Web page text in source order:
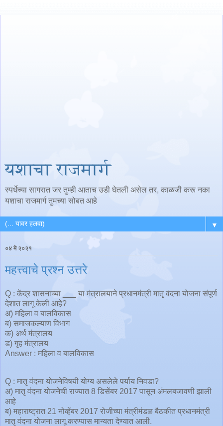
यशाचा राजमार्ग
स्पर्धेच्या सागरात जर तुम्ही आताच उडी घेतली असेल तर, काळजी करू नका
यशाचा राजमार्ग तुमच्या सोबत आहे
▼
०४ मे २०२१
महत्त्वाचे प्रश्न उत्तरे
Q : केंद्र शासनाच्या ___ या मंत्रालयाने प्रधानमंत्री मातृ वंदना योजना संपूर्ण
देशात लागू केली आहे?
अ) महिला व बालविकास
ब) समाजकल्याण विभाग
क) अर्थ मंत्रालय
ड) गृह मंत्रालय
Answer : महिला व बालविकास
Q : मातृ वंदना योजनेविषयी योग्य असलेले पर्याय निवडा?
अ) मातृ वंदना योजनेची राज्यात 8 डिसेंबर 2017 पासून अंमलबजावणी झाली
आहे
ब) महाराष्ट्रात 21 नोव्हेंबर 2017 रोजीच्या मंत्रीमंडळ बैठकीत प्रधानमंत्री
मातृ वंदना योजना लागू करण्यास मान्यता देण्यात आली.